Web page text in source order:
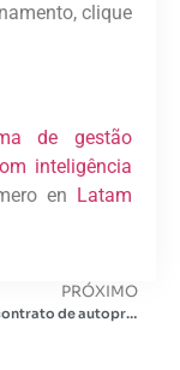
clique
de gestão
inteligência
en Latam
PRÓXIMO
Assaí firma contrato de autoprodução solar para atender 48% de sua demanda a partir de 2028